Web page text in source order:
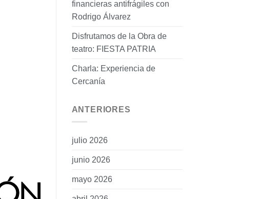
financieras antifrágiles con
Rodrigo Álvarez
Disfrutamos de la Obra de
teatro: FIESTA PATRIA
Charla: Experiencia de
Cercanía
ANTERIORES
julio 2026
junio 2026
mayo 2026